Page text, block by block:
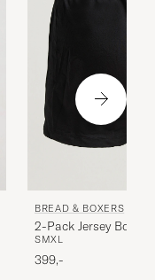
BREAD & BOXERS
2-Pack Jersey Boxer
SMXL
399,-